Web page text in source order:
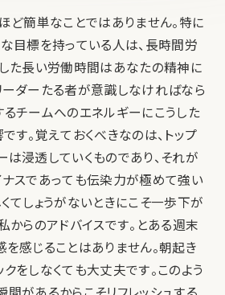
ど簡単なことではありません。特に
目標を持っている人は、長時間労
した長い労働時間はあなたの精神に
ーダーたる者が意識しなければなら
るチームへのエネルギーにこうした
す。覚えておくべきなのは、トップ
は浸透していくものであり、それが
ナスであっても伝染力が極めて強い
てしょうがないときにこそ一歩下が
からのアドバイスです。とある週末
感じることはありません。朝起き
をしなくても大丈夫です。このよう